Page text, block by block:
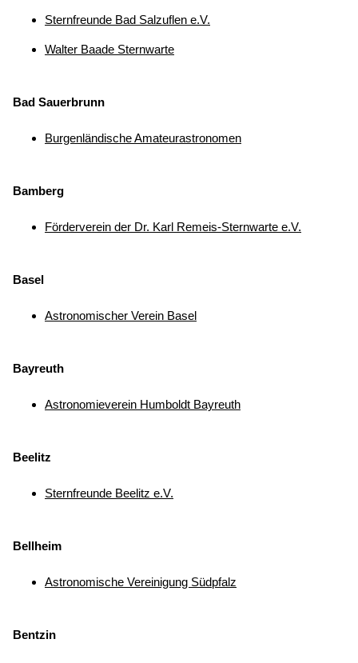
Sternfreunde Bad Salzuflen e.V.
Walter Baade Sternwarte
Bad Sauerbrunn
Burgenländische Amateurastronomen
Bamberg
Förderverein der Dr. Karl Remeis-Sternwarte e.V.
Basel
Astronomischer Verein Basel
Bayreuth
Astronomieverein Humboldt Bayreuth
Beelitz
Sternfreunde Beelitz e.V.
Bellheim
Astronomische Vereinigung Südpfalz
Bentzin